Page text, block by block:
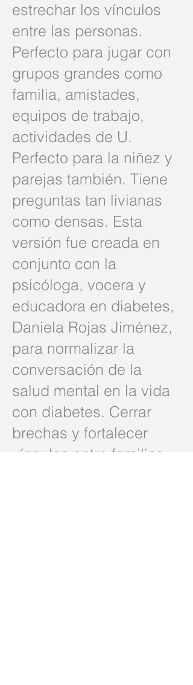
estrechar los vínculos
entre las personas.
Perfecto para jugar con
grupos grandes como
familia, amistades,
equipos de trabajo,
actividades de U.
Perfecto para la niñez y
parejas también. Tiene
preguntas tan livianas
como densas. Esta
versión fue creada en
conjunto con la
psicóloga, vocera y
educadora en diabetes,
Daniela Rojas Jiménez,
para normalizar la
conversación de la
salud mental en la vida
con diabetes. Cerrar
brechas y fortalecer
vínculos entre familias,